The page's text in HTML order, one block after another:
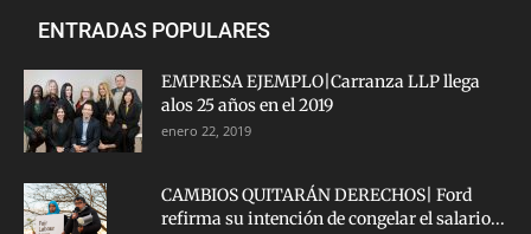
ENTRADAS POPULARES
EMPRESA EJEMPLO|Carranza LLP llega
alos 25 años en el 2019
enero 22, 2019
CAMBIOS QUITARÁN DERECHOS| Ford
refirma su intención de congelar el salario...